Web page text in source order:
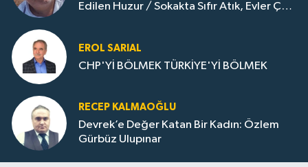
Edilen Huzur / Sokakta Sıfır Atık, Evler Çöp
EROL SARIAL
CHP'Yİ BÖLMEK TÜRKİYE'Yİ BÖLMEK
RECEP KALMAOĞLU
Devrek’e Değer Katan Bir Kadın: Özlem
Gürbüz Ulupınar